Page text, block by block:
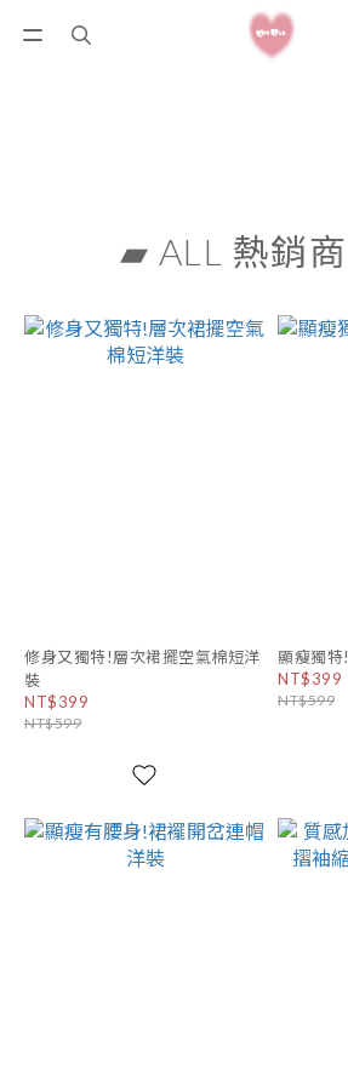
▰ ALL 熱銷
修身又獨特!層次裙擺空氣棉短洋
裝
NT$399
NT$599
顯瘦獨特
NT$399
NT$599